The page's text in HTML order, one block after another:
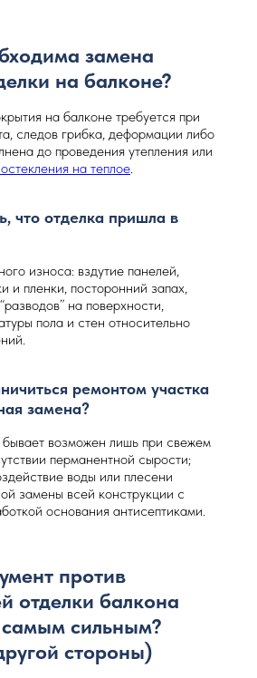
замена
на балконе?
на балконе требуется при
следов грибка, деформации либо
до проведения утепления или
на теплое.
что отделка пришла в
износа: вздутие панелей,
и пленки, посторонний запах,
на поверхности,
пола и стен относительно
ремонтом участка
замена?
возможен лишь при свежем
перманентной сырости;
воды или плесени
замены всей конструкции с
основания антисептиками.
против
отделки балкона
самым сильным?
стороны)